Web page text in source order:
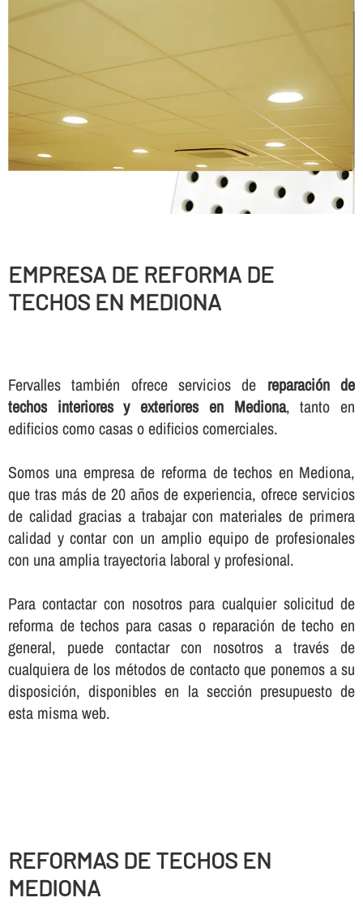
EMPRESA DE REFORMA DE
TECHOS EN MEDIONA
Fervalles también ofrece servicios de reparación de
techos interiores y exteriores en Mediona, tanto en
edificios como casas o edificios comerciales.
Somos una empresa de reforma de techos en Mediona,
que tras más de 20 años de experiencia, ofrece servicios
de calidad gracias a trabajar con materiales de primera
calidad y contar con un amplio equipo de profesionales
con una amplia trayectoria laboral y profesional.
Para contactar con nosotros para cualquier solicitud de
reforma de techos para casas o reparación de techo en
general, puede contactar con nosotros a través de
cualquiera de los métodos de contacto que ponemos a su
disposición, disponibles en la sección presupuesto de
esta misma web.
REFORMAS DE TECHOS EN
MEDIONA